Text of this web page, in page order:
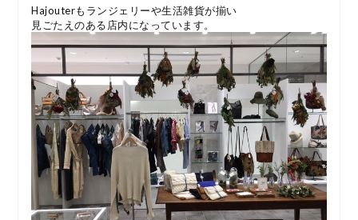
Hajouterもランジェリーや生活雑貨が揃い
見ごたえのある店内になっています。